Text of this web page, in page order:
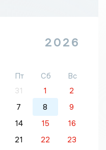
2026
Пт Сб
Вс
31 1
2
7 8
9
14 15
16
21 22
23